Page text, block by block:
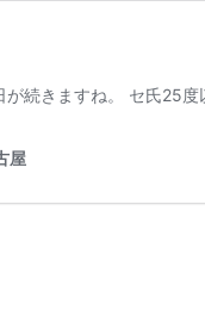
が続きますね。 セ氏25
屋